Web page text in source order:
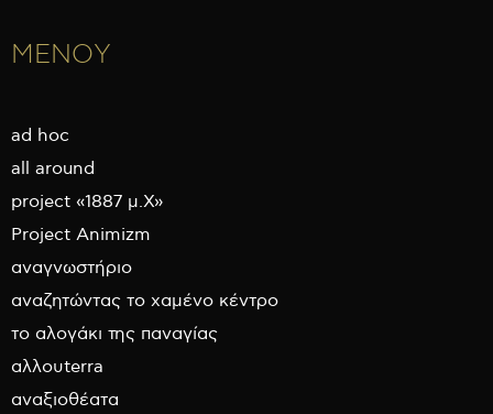
ΜΕΝΟΥ
ad hoc
all around
project «1887 μ.Χ»
Project Animizm
αναγνωστήριο
αναζητώντας το χαμένο κέντρο
το αλογάκι της παναγίας
αλλουterra
αναξιοθέατα